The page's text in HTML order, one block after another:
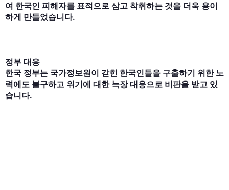
여 한국인 피해자를 표적으로 삼고 착취하는 것을 더욱 용이
하게 만들었습니다.
정부 대응
한국 정부는 국가정보원이 갇힌 한국인들을 구출하기 위한 노
력에도 불구하고 위기에 대한 늑장 대응으로 비판을 받고 있
습니다.